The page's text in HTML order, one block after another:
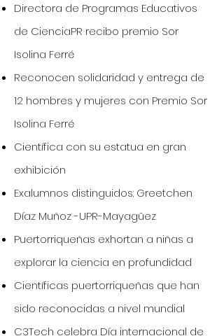
Directora de Programas Educativos
de CienciaPR recibo premio Sor
Isolina Ferré
Reconocen solidaridad y entrega de
12 hombres y mujeres con Premio Sor
Isolina Ferré
Científica con su estatua en gran
exhibición
Exalumnos distinguidos: Greetchen
Díaz Muñoz -UPR-Mayagüez
Puertorriqueñas exhortan a niñas a
explorar la ciencia en profundidad
Científicas puertorriqueñas que han
sido reconocidas a nivel mundial
C3Tech celebra Día internacional de